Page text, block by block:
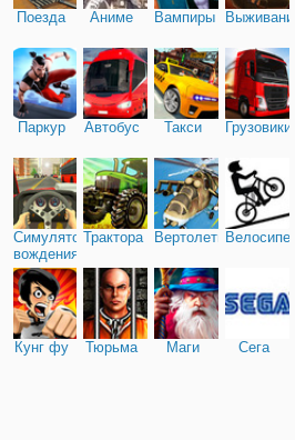
Поезда Аниме Вампиры Выживание
Паркур Автобус Такси Грузовики
Симулятор
вождения
Трактора ВертолетыВелосипед
Кунг фу Тюрьма Маги Сега